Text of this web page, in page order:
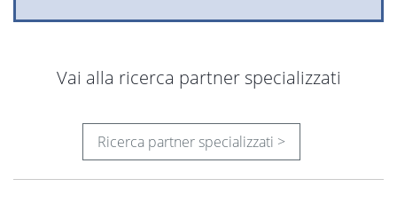
Vai alla ricerca partner specializzati
Ricerca partner specializzati >